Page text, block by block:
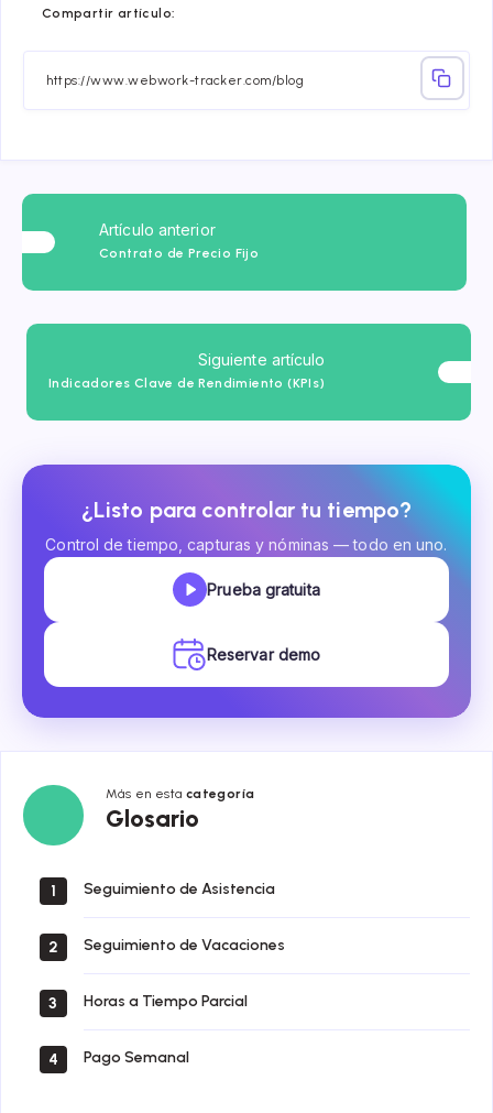
Compartir artículo:
Email
Artículo anterior
Contrato de Precio Fijo
Siguiente artículo
Indicadores Clave de Rendimiento (KPIs)
¿Listo para controlar tu tiempo?
Control de tiempo, capturas y nóminas — todo en uno.
Prueba gratuita
Reservar demo
Más en esta categoría
Glosario
Glosario
1 Seguimiento de Asistencia
2 Seguimiento de Vacaciones
3 Horas a Tiempo Parcial
4 Pago Semanal